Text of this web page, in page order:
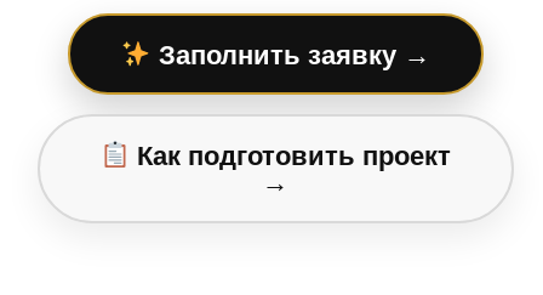
Заполнить заявку →
Как подготовить проект
→